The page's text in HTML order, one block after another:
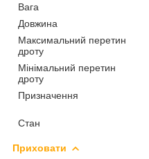
Вага
Довжина
Максимальний перетин
дроту
Мінімальний перетин
дроту
Призначення
Стан
Приховати